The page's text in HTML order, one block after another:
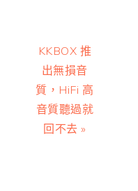
Next
Post:
KKBOX 推
出無損音
質，HiFi 高
音質聽過就
回不去 »